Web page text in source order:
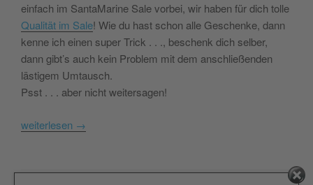
einfach im SantaMarine Sale vorbei, wir haben für dich tolle
Qualität im Sale! Wie du hast schon alle Geschenke, dann
kenne ich einen super Trick . . ., beschenk dich selber,
dann gibt’s auch kein Problem mit dem anschließenden
lästigem Umtausch.
Psst . . . aber nicht weitersagen!
weiterlesen →